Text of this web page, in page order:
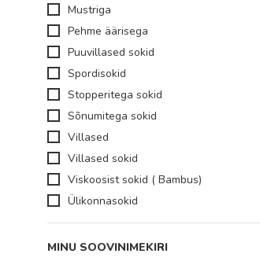
Mustriga
Pehme äärisega
Puuvillased sokid
Spordisokid
Stopperitega sokid
Sõnumitega sokid
Villased
Villased sokid
Viskoosist sokid ( Bambus)
Ülikonnasokid
MINU SOOVINIMEKIRI